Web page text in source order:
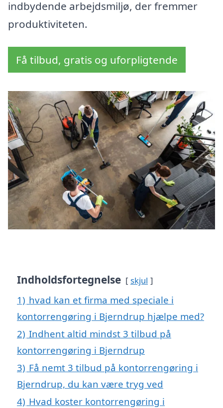
indbydende arbejdsmiljø, der fremmer
produktiviteten.
Få tilbud, gratis og uforpligtende
Indholdsfortegnelse skjul
1) hvad kan et firma med speciale i
kontorrengøring i Bjerndrup hjælpe med?
2) Indhent altid mindst 3 tilbud på
kontorrengøring i Bjerndrup
3) Få nemt 3 tilbud på kontorrengøring i
Bjerndrup, du kan være tryg ved
4) Hvad koster kontorrengøring i